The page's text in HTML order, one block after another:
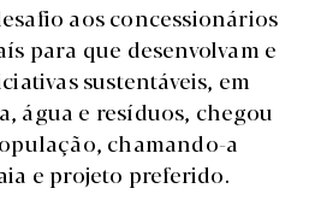
aos concessionários
para que desenvolvam e
sustentáveis, em
água e resíduos, chegou
chamando-a
e projeto preferido.